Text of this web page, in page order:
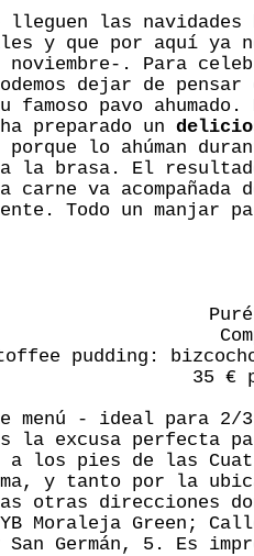
lleguen las
y que por aquí ya
noviembre-. Para
dejar de pensar
famoso pavo
preparado un
lo ahúman
la brasa. El
carne va
Todo un manjar
pudding:
35 €
menú - ideal para 2/
la excusa perfecta
a los pies de las
y tanto por la
otras direcciones
Moraleja Green;
Germán, 5. Es